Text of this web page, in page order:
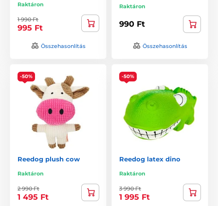
Raktáron
1 990 Ft
995 Ft
Összehasonlítás
Raktáron
990 Ft
Összehasonlítás
-50%
Reedog plush cow
Raktáron
2 990 Ft
1 495 Ft
-50%
Reedog latex dino
Raktáron
3 990 Ft
1 995 Ft